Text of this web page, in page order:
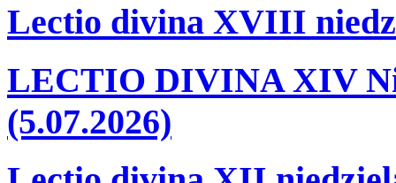
Lectio divina XVIII
LECTIO DIVINA XIV
(5.07.2026)